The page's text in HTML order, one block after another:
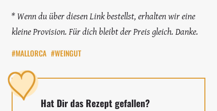
* Wenn du über diesen Link bestellst, erhalten wir eine
kleine Provision. Für dich bleibt der Preis gleich. Danke.
#MALLORCA #WEINGUT
Hat Dir das Rezept gefallen?